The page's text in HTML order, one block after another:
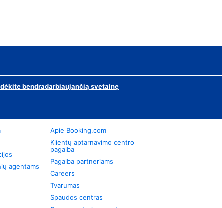
bendradarbiaujančią svetainę
agentams
Apie Booking.com
Klientų aptarnavimo centro
pagalba
Pagalba partneriams
Careers
Tvarumas
Spaudos centras